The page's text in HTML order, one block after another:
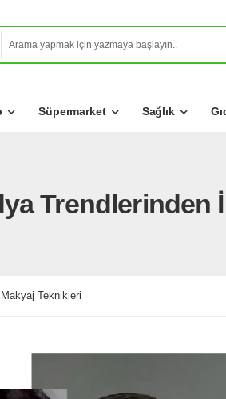
Süpermarket Sağlık
Trendlerinden
Teknikleri